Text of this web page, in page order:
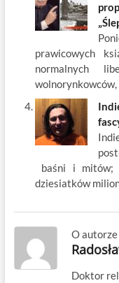
prawicowych
normalnych
baśni i mitów;
dziesiatków
O
Doktor